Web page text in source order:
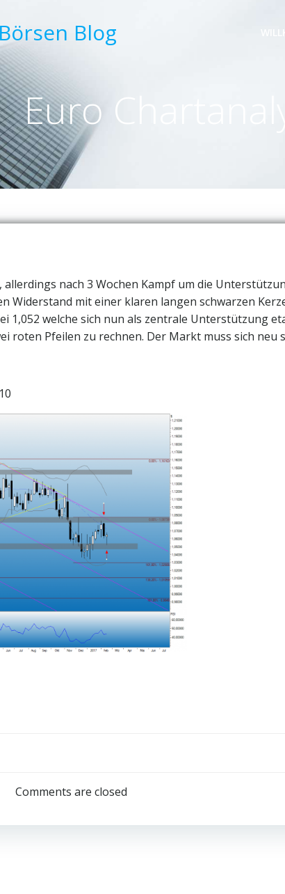
Blog
Euro
nach 3 Wochen Kampf um die
Widerstand mit einer klaren langen schwarzen
1,052 welche sich nun als zentrale Unterstützung
roten Pfeilen zu rechnen. Der Markt muss sich neu
navigation
Comments are closed